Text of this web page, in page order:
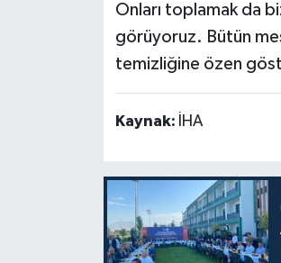
Onları toplamak da
görüyoruz. Bütün
temizliğine özen
Kaynak: İHA